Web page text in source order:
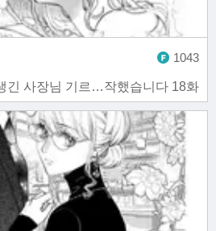
긴 사장님 기르…작했습니다 18화
1043